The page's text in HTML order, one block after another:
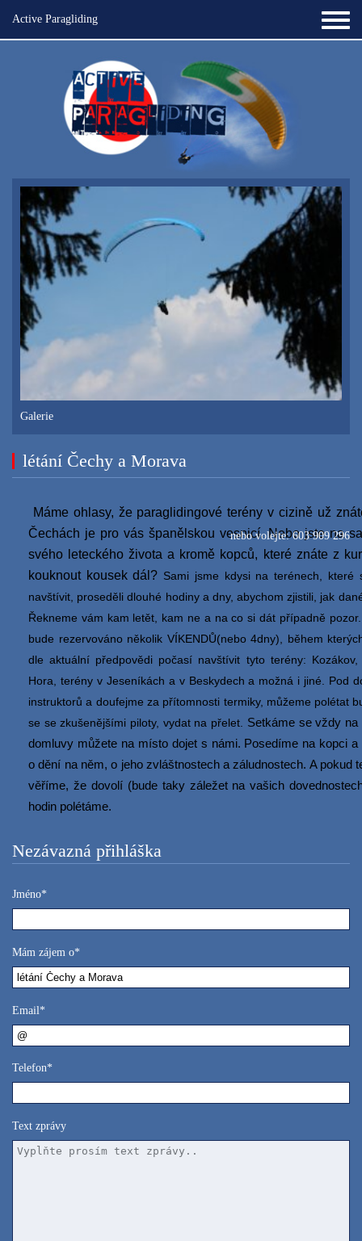
Active Paragliding
Galerie
létání Čechy a Morava
Máme ohlasy, že paraglidingové terény v cizině už
Čechách je pro vás španělskou vesnicí. Nebo jste na
svého leteckého života a kromě kopců, které znáte z
kouknout kousek dál? Sami jsme kdysi na terénech, které
navštívit, proseděli dlouhé hodiny a dny, abychom zjistili, jak
Řekneme vám kam letět, kam ne a na co si dát případně
bude rezervováno několik VÍKENDŮ(nebo 4dny), během
dle aktuální předpovědi počasí navštívit tyto terény: Kozákov,
Hora, terény v Jeseníkách a v Beskydech a možná i jiné. Pod
instruktorů a doufejme za přítomnosti termiky, můžeme polétat
se se zkušenějšími piloty, vydat na přelet. Setkáme se vždy na
domluvy můžete na místo dojet s námi. Posedíme na kopci a
o dění na něm, o jeho zvláštnostech a záludnostech. A pokud
věříme, že dovolí (bude taky záležet na vašich
hodin polétáme.
Nezávazná přihláška
nebo volejte: 603 909 296
Jméno*
Mám zájem o*
Email*
Telefon*
Text zprávy